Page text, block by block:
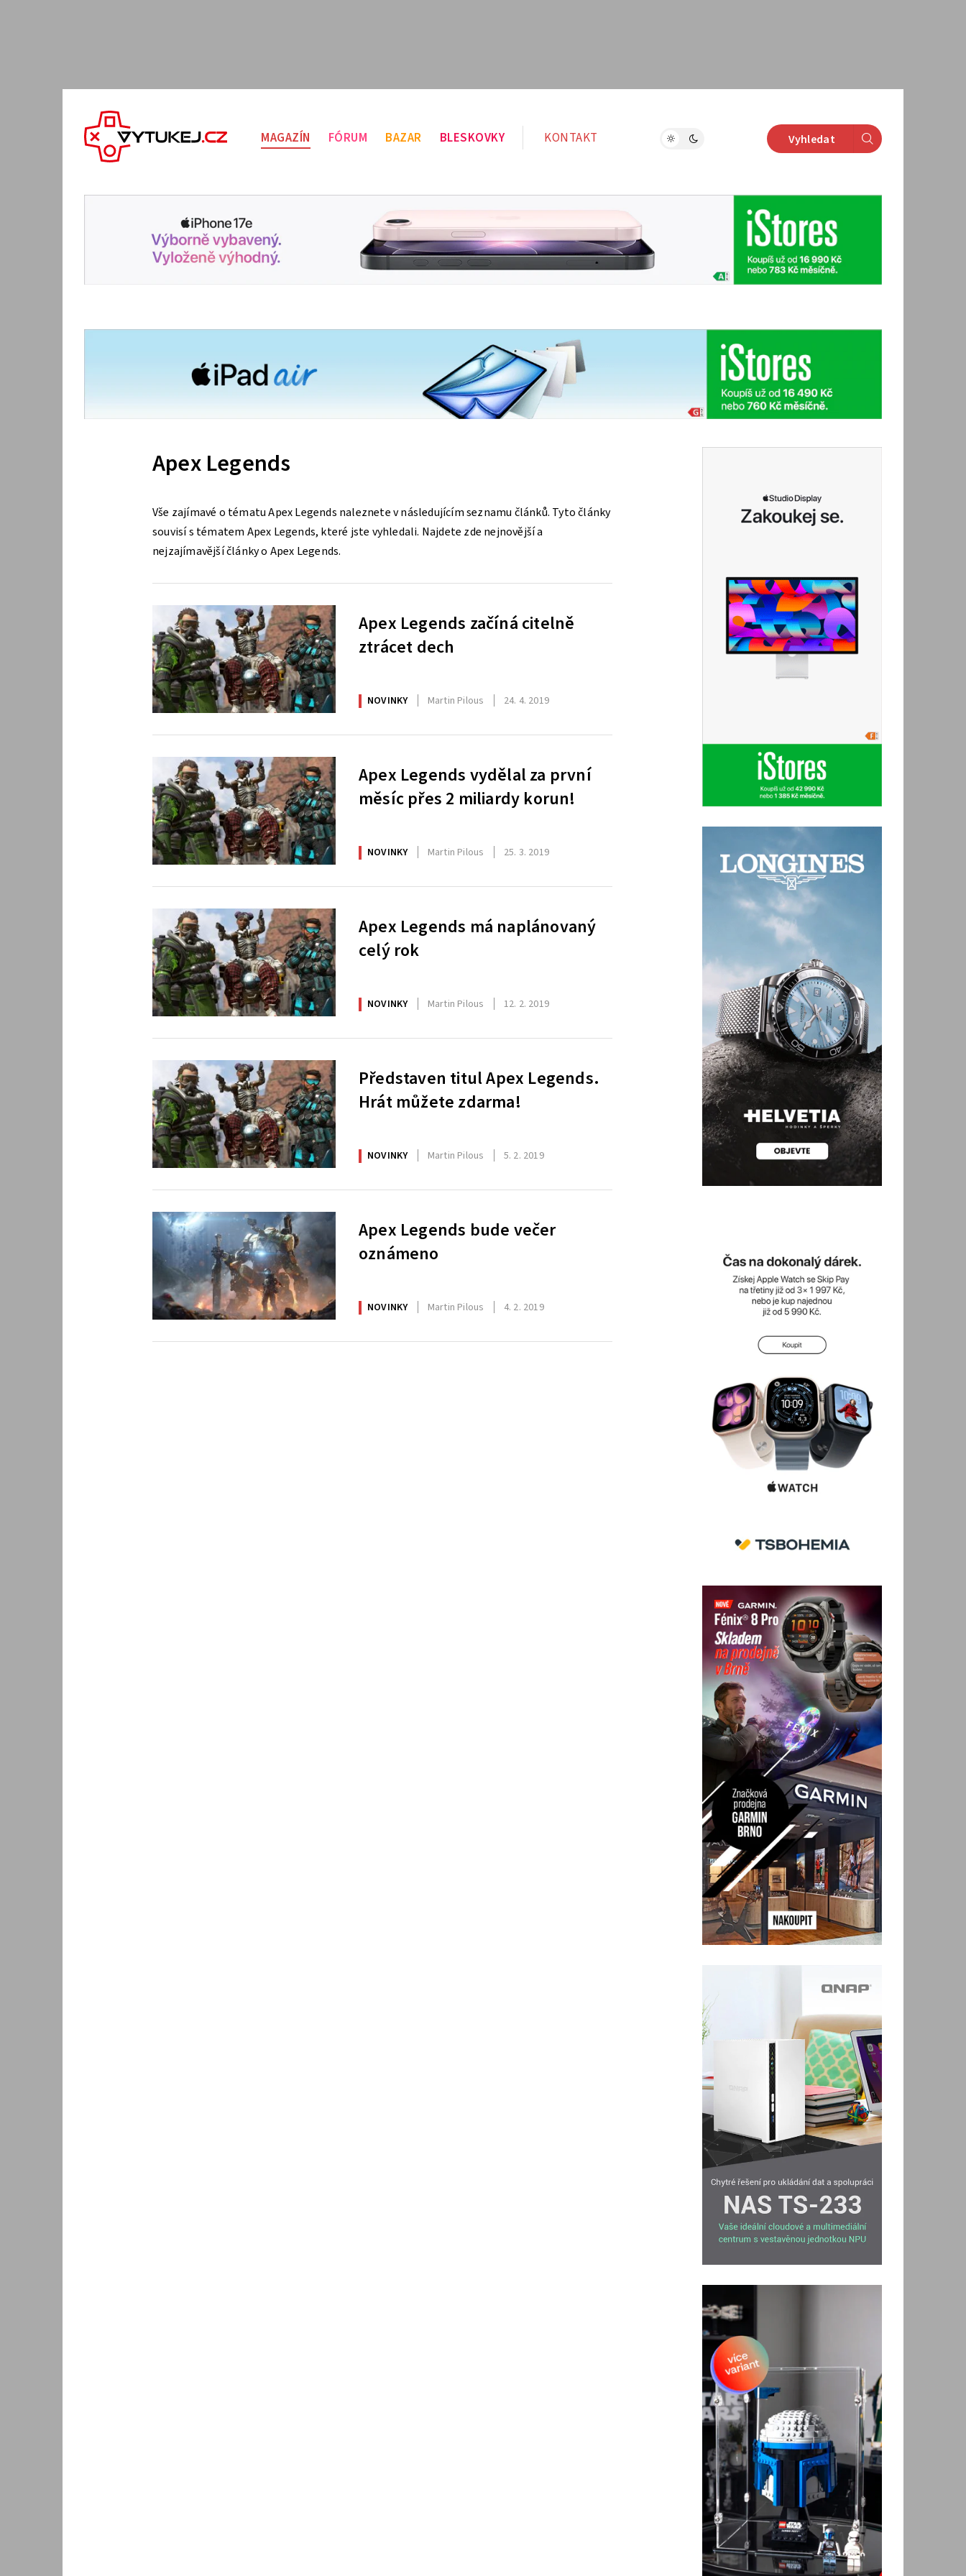
MAGAZÍN FÓRUM BAZAR BLESKOVKY KONTAKT Vyhledat
Apex Legends
Vše zajímavé o tématu Apex Legends naleznete v následujícím seznamu článků. Tyto články
souvisí s tématem Apex Legends, které jste vyhledali. Najdete zde nejnovější a
nejzajímavější články o Apex Legends.
Apex Legends začíná citelně
ztrácet dech
NOVINKY Martin Pilous 24. 4. 2019
Apex Legends vydělal za první
měsíc přes 2 miliardy korun!
NOVINKY Martin Pilous 25. 3. 2019
Apex Legends má naplánovaný
celý rok
NOVINKY Martin Pilous 12. 2. 2019
Představen titul Apex Legends.
Hrát můžete zdarma!
NOVINKY Martin Pilous 5. 2. 2019
Apex Legends bude večer
oznámeno
NOVINKY Martin Pilous 4. 2. 2019